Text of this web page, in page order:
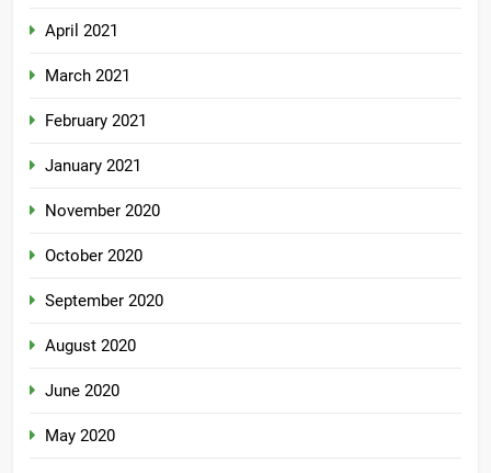
April 2021
March 2021
February 2021
January 2021
November 2020
October 2020
September 2020
August 2020
June 2020
May 2020